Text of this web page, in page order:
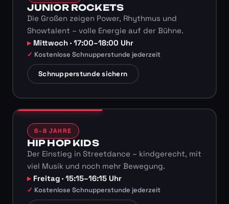
JUNIOR ROCKETS
Die Großen zeigen Power, Rhythmus und
Showtalent – volle Energie auf der Bühne.
Mittwoch · 17:00–18:00 Uhr
Kostenlose Schnupperstunde jederzeit
Schnupperstunde sichern
6–8 JAHRE
HIP HOP KIDS
Der Einstieg in Streetdance – kindgerecht, mit
viel Musik und noch mehr Bewegung.
Freitag · 15:15–16:15 Uhr
Kostenlose Schnupperstunde jederzeit